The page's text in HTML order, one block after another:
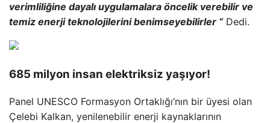
verimliliğine dayalı uygulamalara öncelik verebilir ve
temiz enerji teknolojilerini benimseyebilirler “Dedi.
685 milyon insan elektriksiz yaşıyor!
Panel UNESCO Formasyon Ortaklığı’nın bir üyesi olan
Çelebi Kalkan, yenilenebilir enerji kaynaklarının